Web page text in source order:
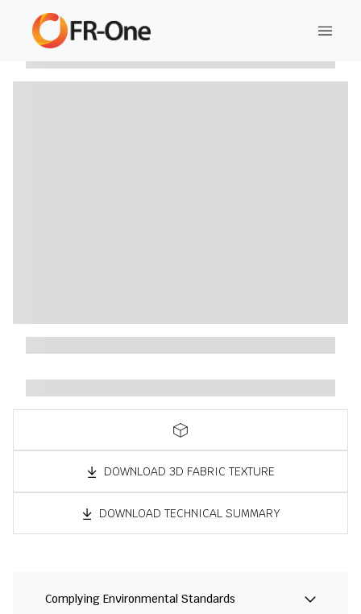
DOWNLOAD 3D FABRIC TEXTURE
DOWNLOAD TECHNICAL SUMMARY
Complying Environmental Standards